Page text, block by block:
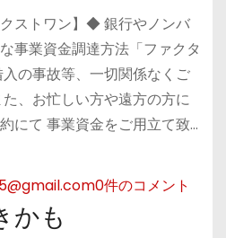
ストワン】◆ 銀行やノンバ
事業資金調達方法「ファクタ
の事故等、一切関係なくご
、お忙しい方や遠方の方に
にて 事業資金をご用立て致…
0件のコメント
かも